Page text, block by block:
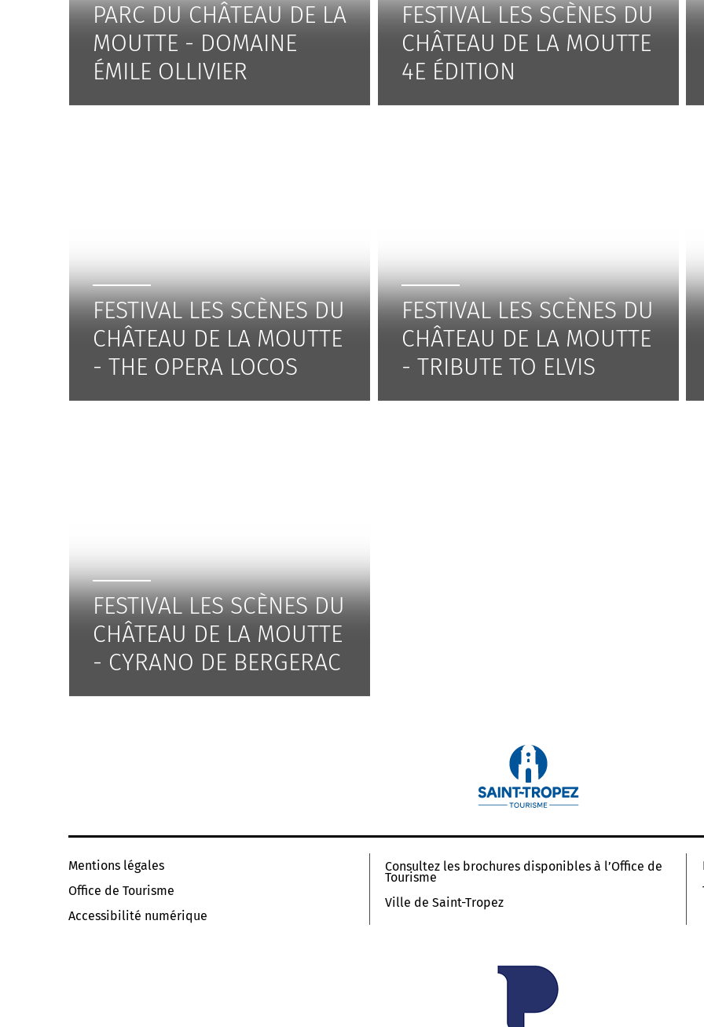
PARC DU CHÂTEAU DE LA
MOUTTE - DOMAINE
ÉMILE OLLIVIER
FESTIVAL LES SCÈNES DU
CHÂTEAU DE LA MOUTTE
4E ÉDITION
FESTIVAL LES SCÈNES DU
CHÂTEAU DE LA MOUTTE
- THE OPERA LOCOS
FESTIVAL LES SCÈNES DU
CHÂTEAU DE LA MOUTTE
- TRIBUTE TO ELVIS
FESTIVAL LES SCÈNES DU
CHÂTEAU DE LA MOUTTE
- CYRANO DE BERGERAC
Mentions légales
Office de Tourisme
Accessibilité numérique
Consultez les brochures disponibles à l’Office de
Tourisme
Ville de Saint-Tropez